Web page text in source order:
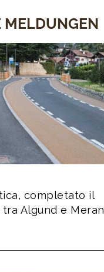
MELDUNGEN
completato il
Algund e Meran